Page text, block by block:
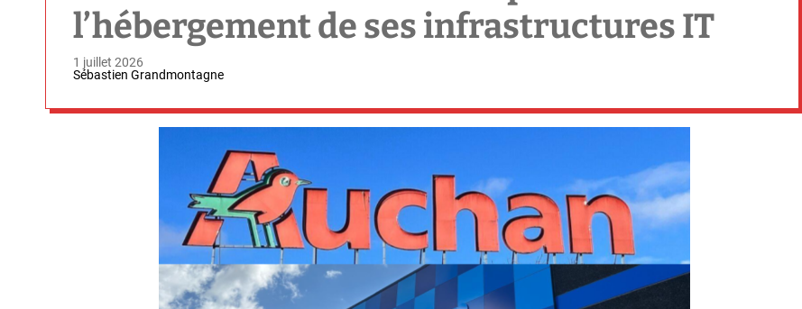
l’hébergement de ses infrastructures IT
1 juillet 2026
Sébastien Grandmontagne